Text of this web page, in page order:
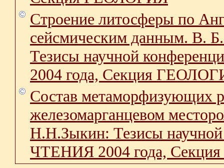
Строение литосферы по
сейсмическим данным. В.
Тезисы научной
2004 года, Секция
Состав метаморфизующих
железомарганцевом
Н.Н.Зыкин: Тезисы
ЧТЕНИЯ 2004 года,